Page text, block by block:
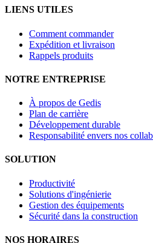
LIENS UTILES
Comment commander
Expédition et livraison
Rappels produits
NOTRE ENTREPRISE
À propos de Gedis
Plan de carrière
Développement durable
Responsabilité envers nos
SOLUTION
Productivité
Solutions d'ingénierie
Gestion des équipements
Sécurité dans la construction
NOS HORAIRES